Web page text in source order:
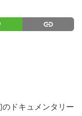
ドキュメンタリー